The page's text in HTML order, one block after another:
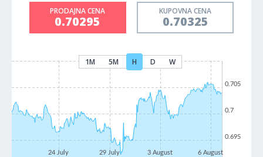
PRODAJNA CENA
0.70295
KUPOVNA CENA
0.70325
1M 5M H D W
24 July
29 July
3 August
6 August
0.695
0.7
0.705